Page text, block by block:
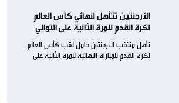
الأرجنتين تتأهل لنهائي كأس العالم
لكرة القدم للمرة الثانية على التوالي
تأهل منتخب الأرجنتين حامل لقب كأس العالم
لكرة القدم للمباراة النهائية للمرة الثانية على